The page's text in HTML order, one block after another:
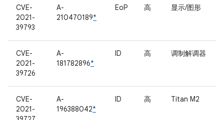
CVE-
2021-
39793
A-
210470189*
EoP 高 显示/图形
CVE-
2021-
39726
A-
181782896*
ID 高 调制解调器
CVE-
2021-
A-
196388042*
ID 高 Titan M2